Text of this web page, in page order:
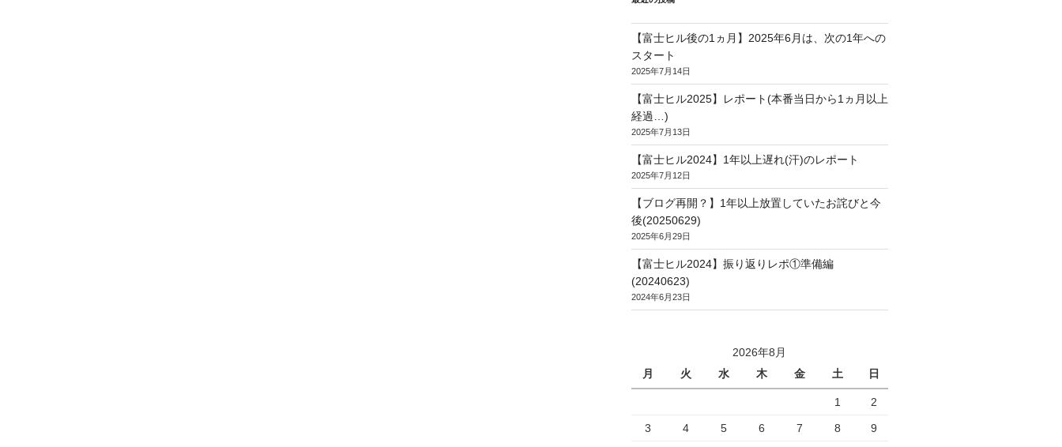
【富士ヒル後の1ヵ月】2025年6月は、次の1年への
スタート
2025年7月14日
【富士ヒル2025】レポート(本番当日から1ヵ月以上
経過…)
2025年7月13日
【富士ヒル2024】1年以上遅れ(汗)のレポート
2025年7月12日
【ブログ再開？】1年以上放置していたお詫びと今
後(20250629)
2025年6月29日
【富士ヒル2024】振り返りレポ①準備編
(20240623)
2024年6月23日
2026年8月
月
火 水 木 金 土 日
1 2
3 4 5 6 7 8 9